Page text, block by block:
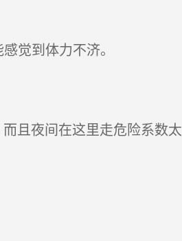
觉到体力不济。
且夜间在这里走危险系数太